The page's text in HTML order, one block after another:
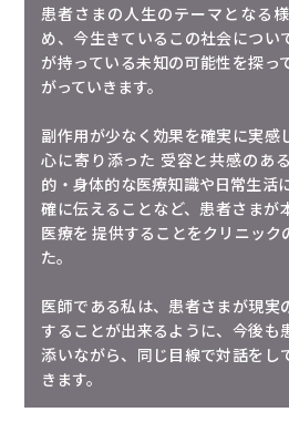
患者さまの人生のテーマとなる
め、今生きているこの社会につい
が持っている未知の可能性を探っ
がっていきます。
副作用が少なく効果を確実に実感
心に寄り添った 受容と共感のあ
的・身体的な医療知識や日常生活
確に伝えることなど、患者さまが
医療を 提供することをクリニック
た。
医師である私は、患者さまが現実
することが出来るように、今後も
添いながら、同じ目線で対話をし
きます。